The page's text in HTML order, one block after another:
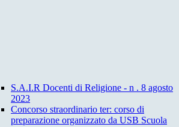
S.A.I.R Docenti di Religione - n . 8 agosto
2023
Concorso straordinario ter: corso di
preparazione organizzato da USB Scuola